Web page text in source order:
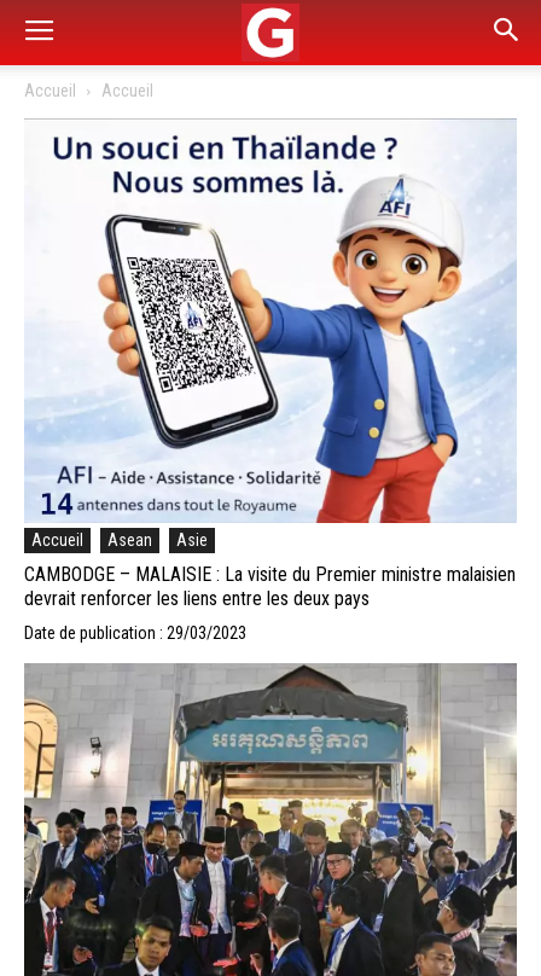
Accueil Accueil
Accueil Asean Asie
CAMBODGE – MALAISIE : La visite du Premier ministre malaisien
devrait renforcer les liens entre les deux pays
Date de publication : 29/03/2023